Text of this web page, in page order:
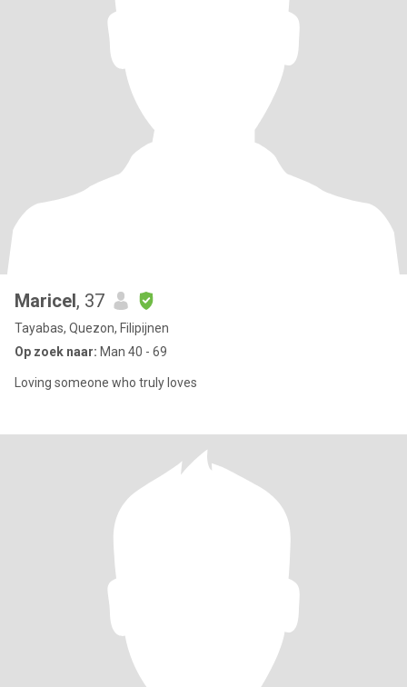
Maricel, 37
Tayabas, Quezon, Filipijnen
Op zoek naar: Man 40 - 69
Loving someone who truly loves